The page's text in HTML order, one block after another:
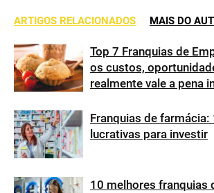
ARTIGOS RELACIONADOS MAIS DO
Top 7 Franquias de
os custos,
realmente vale a pena
Franquias de
lucrativas para investir
10 melhores franquias